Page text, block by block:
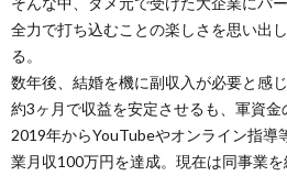
全力で打ち込むことの楽しさを思い出
る。
数年後、結婚を機に副収入が必要と感
約3ヶ月で収益を安定させるも、軍資金
2019年からYouTubeやオンライン指導
業月収100万円を達成。現在は同事業